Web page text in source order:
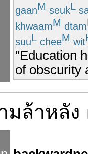
gaanM seukL
khwaamM dtam
suuL cheeM wit
"Education
of obscurity
มล้าหลัง